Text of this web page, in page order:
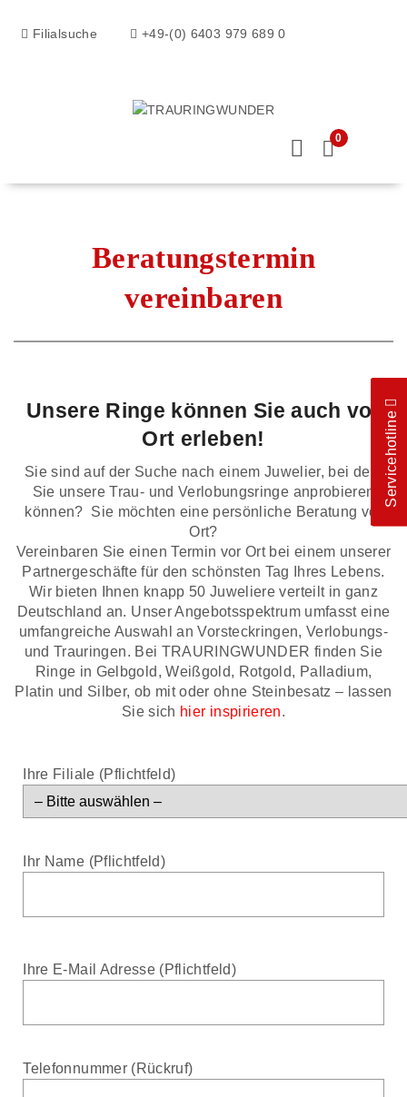
Filialsuche +49-(0) 6403 979 689 0
0
Beratungstermin
vereinbaren
Unsere Ringe können Sie auch vor
Ort erleben!
Sie sind auf der Suche nach einem Juwelier, bei dem
Sie unsere Trau- und Verlobungsringe anprobieren
können? Sie möchten eine persönliche Beratung vor
Ort?
Vereinbaren Sie einen Termin vor Ort bei einem unserer
Partnergeschäfte für den schönsten Tag Ihres Lebens.
Wir bieten Ihnen knapp 50 Juweliere verteilt in ganz
Deutschland an. Unser Angebotsspektrum umfasst eine
umfangreiche Auswahl an Vorsteckringen, Verlobungs-
und Trauringen. Bei TRAURINGWUNDER finden Sie
Ringe in Gelbgold, Weißgold, Rotgold, Palladium,
Platin und Silber, ob mit oder ohne Steinbesatz – lassen
Sie sich hier inspirieren.
Ihre Filiale (Pflichtfeld)
Ihr Name (Pflichtfeld)
Ihre E-Mail Adresse (Pflichtfeld)
Telefonnummer (Rückruf)
Servicehotline